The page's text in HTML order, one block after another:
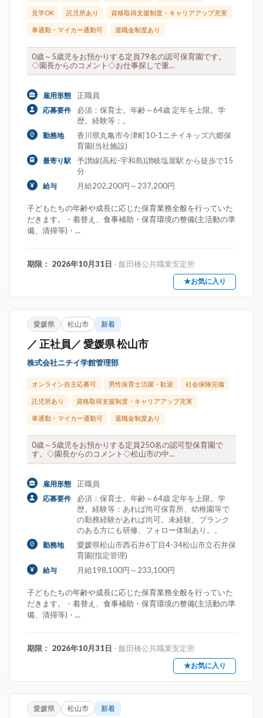
見学OK 託児所あり 資格取得支援制度・キャリアアップ充実
車通勤・マイカー通勤可 退職金制度あり
0歳～5歳児をお預かりする定員79名の認可保育園です。
◇園長からのコメント◇お仕事探しで重...
雇用形態 正職員
応募要件
必須：保育士。年齢～64歳 定年を上限。学
歴。経験等：。
勤務地
香川県丸亀市今津町10-1ニチイキッズ六郷保
育園(当社施設)
最寄り駅
予讃線(高松-宇和島)讃岐塩屋駅 から徒歩で15
分
給与 月給202,200円～237,200円
子どもたちの年齢や成長に応じた保育業務全般を行っていた
だきます。・着替え、食事補助・保育環境の整備(主活動の準
備、清掃等)・...
期限： 2026年10月31日 - 飯田橋公共職業安定所
★お気に入り
愛媛県 松山市 新着
／ 正社員／ 愛媛県 松山市
株式会社ニチイ学館管理部
オンライン自主応募可 男性保育士活躍・歓迎 社会保険完備
託児所あり 資格取得支援制度・キャリアアップ充実
車通勤・マイカー通勤可 退職金制度あり
0歳～5歳児をお預かりする定員250名の認可型保育園で
す。◇園長からのコメント◇松山市の中...
雇用形態 正職員
応募要件
必須：保育士。年齢～64歳 定年を上限。学
歴。経験等：あれば尚可保育所、幼稚園等で
の勤務経験があれば尚可。未経験、ブランク
のある方にも研修、フォロー体制あり。。
勤務地
愛媛県松山市西石井6丁目4-34松山市立石井保
育園(指定管理)
給与 月給198,100円～233,100円
子どもたちの年齢や成長に応じた保育業務全般を行っていた
だきます。・着替え、食事補助・保育環境の整備(主活動の準
備、清掃等)・...
期限： 2026年10月31日 - 飯田橋公共職業安定所
★お気に入り
愛媛県 松山市 新着